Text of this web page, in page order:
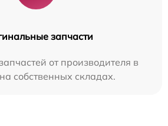
запчасти
от производителя в
собственных складах.